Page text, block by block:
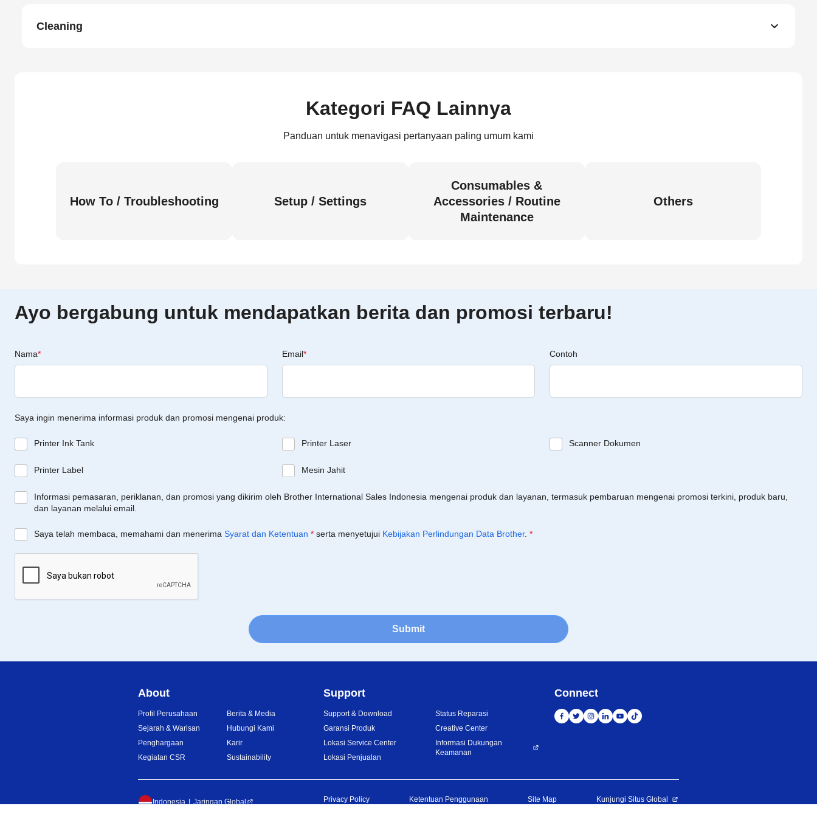
Cleaning
Kategori FAQ Lainnya
Panduan untuk menavigasi pertanyaan paling umum kami
How To / Troubleshooting Setup / Settings
Consumables &
Accessories / Routine
Maintenance
Others
Ayo bergabung untuk mendapatkan berita dan promosi terbaru!
Nama* Email* Contoh
Saya ingin menerima informasi produk dan promosi mengenai produk:
Printer Ink Tank Printer Laser Scanner Dokumen
Printer Label Mesin Jahit
Informasi pemasaran, periklanan, dan promosi yang dikirim oleh Brother International Sales Indonesia mengenai produk dan layanan, termasuk pembaruan mengenai promosi terkini, produk baru,
dan layanan melalui email.
Saya telah membaca, memahami dan menerima Syarat dan Ketentuan * serta menyetujui Kebijakan Perlindungan Data Brother. *
Submit
About
Profil Perusahaan
Sejarah & Warisan
Penghargaan
Kegiatan CSR
Berita & Media
Hubungi Kami
Karir
Sustainability
Support
Support & Download
Garansi Produk
Lokasi Service Center
Lokasi Penjualan
Status Reparasi
Creative Center
Informasi Dukungan
Keamanan
Connect
Indonesia Jaringan Global Privacy Policy Ketentuan Penggunaan Site Map Kunjungi Situs Global